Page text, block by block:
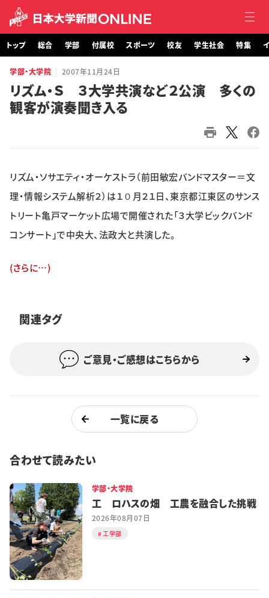
トップ
総合
スポーツ
イベント
購読 日大文芸賞
トップ 総合 学部 付属校 スポーツ 校友 学生社会 特集
学部・大学院 2007年11月24日
リズム・Ｓ ３大学共演など２公演 多くの
観客が演奏聞き入る
リズム・ソサエティ・オーケストラ（前田敏宏バンドマスター＝文
理・情報システム解析２）は１０月２１日、東京都江東区のサンス
トリート亀戸マーケット広場で開催された「３大学ビックバンド
コンサート」で中央大、法政大と共演した。
(さらに…)
関連タグ
ご意見・ご感想はこちらから
一覧に戻る
合わせて読みたい
学部・大学院
工 ロハスの畑 工農を融合した挑戦
2026年08月07日
工学部